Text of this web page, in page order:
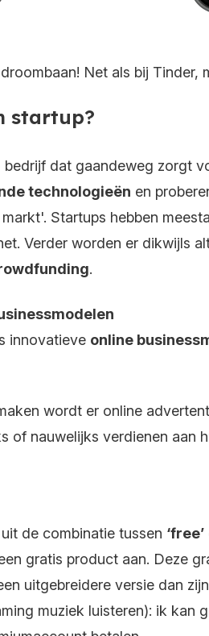
Net als bij Tinder,
startup?
dat gaandeweg zorgt
technologieën en
Startups hebben
Verder worden er dikwijls
.
innovatieve online
wordt er online
of nauwelijks verdienen aan
de combinatie tussen ‘free’
gratis product aan. Deze
uitgebreidere versie dan
muziek luisteren): ik kan